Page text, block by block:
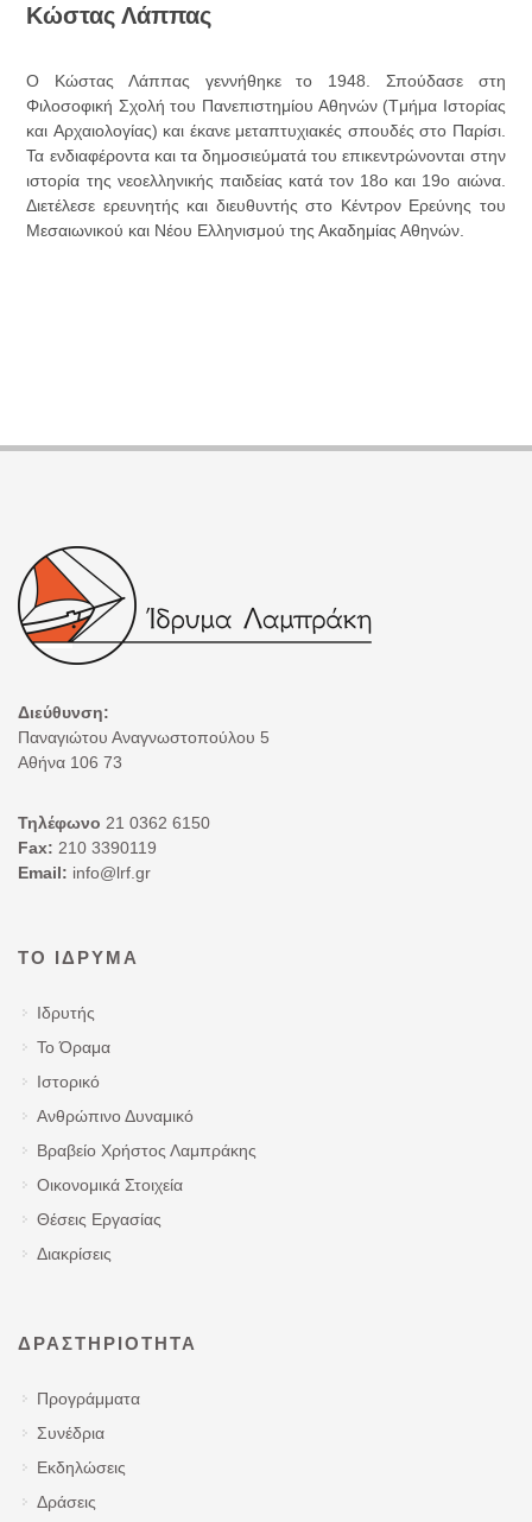
Κώστας Λάππας
Ο Kώστας Λάππας γεννήθηκε το 1948. Σπούδασε στη
Φιλοσοφική Σχολή του Πανεπιστημίου Aθηνών (Tμήμα Iστορίας
και Aρχαιολογίας) και έκανε μεταπτυχιακές σπουδές στο Παρίσι.
Τα ενδιαφέροντα και τα δημοσιεύματά του επικεντρώνονται στην
ιστορία της νεοελληνικής παιδείας κατά τον 18ο και 19ο αιώνα.
Διετέλεσε ερευνητής και διευθυντής στο Κέντρον Ερεύνης του
Μεσαιωνικού και Νέου Ελληνισμού της Ακαδημίας Αθηνών.
Διεύθυνση:
Παναγιώτου Αναγνωστοπούλου 5
Αθήνα 106 73
Τηλέφωνο 21 0362 6150
Fax: 210 3390119
Email: info@lrf.gr
ΤΟ ΊΔΡΥΜΑ
Ιδρυτής
Το Όραμα
Ιστορικό
Ανθρώπινο Δυναμικό
Βραβείο Χρήστος Λαμπράκης
Οικονομικά Στοιχεία
Θέσεις Εργασίας
Διακρίσεις
ΔΡΑΣΤΗΡΙΌΤΗΤΑ
Προγράμματα
Συνέδρια
Εκδηλώσεις
Δράσεις